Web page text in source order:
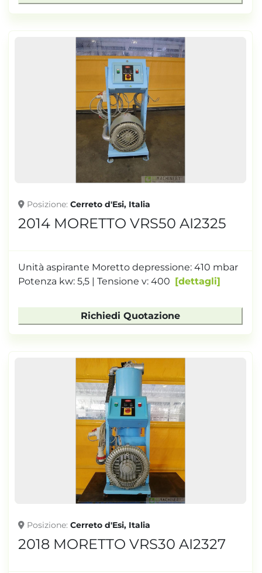
Posizione Cerreto d'Esi, Italia
2014 MORETTO VRS50 AI2325
Unità aspirante Moretto depressione: 410 mbar
Potenza kw: 5,5 | Tensione v: 400
dettagli
Richiedi Quotazione
Posizione Cerreto d'Esi, Italia
2018 MORETTO VRS30 AI2327